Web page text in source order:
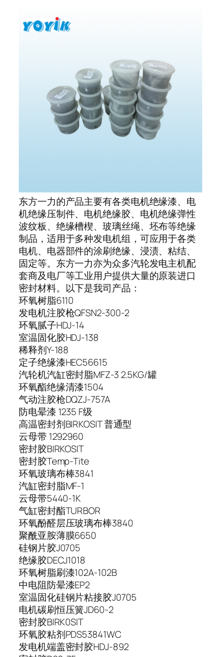
东方一力的产品主要有各类电机绝缘漆、电
机绝缘压制件、电机绝缘胶、电机绝缘弹性
波纹板、绝缘槽楔、玻璃丝绳、坯布等绝缘
制品，适用于多种发电机组，可应用于各类
电机、电器部件的涂刷绝缘、浸渍、粘结、
固定等。东方一力亦为众多汽轮发电主机配
套商及电厂等工业用户提供大量的原装进口
密封材料。以下是我司产品：
环氧树脂6110
发电机注胶枪QFSN2-300-2
环氧腻子HDJ-14
室温固化胶HDJ-138
稀释剂Y-188
定子绝缘漆HEC56615
汽轮机汽缸密封脂MFZ-3 2.5KG/罐
环氧酯绝缘清漆1504
气动注胶枪DQZJ-757A
防电晕漆 1235 F级
高温密封剂BIRKOSIT 普通型
云母带 1292960
密封胶BIRKOSIT
密封胶Temp-Tite
环氧玻璃布棒3841
汽缸密封脂MF-1
云母带5440-1K
气缸密封酯TURBOR
环氧酚醛层压玻璃布棒3840
聚酰亚胺薄膜6650
硅钢片胶J0705
绝缘胶DECJ1018
环氧树脂刷漆102A-102B
中电阻防晕漆EP2
室温固化硅钢片粘接胶J0705
电机碳刷恒压簧JD60-2
密封胶BIRK0SIT
环氧胶粘剂PDS53841WC
发电机端盖密封胶HDJ-892